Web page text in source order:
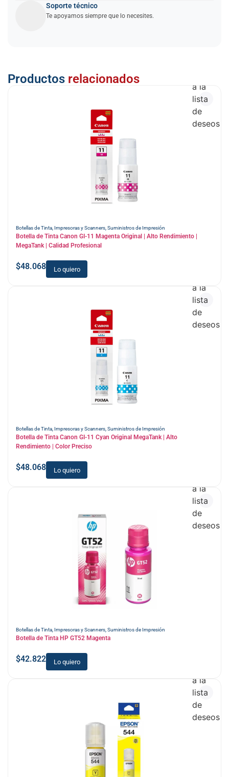
Soporte técnico
Te apoyamos siempre que lo necesites.
Productos relacionados
Botellas de Tinta, Impresoras y Scanners,Suministros de Impresión
Botella de Tinta Canon GI-11 Magenta Original | Alto Rendimiento |
MegaTank | Calidad Profesional
$48.068 Lo quiero
a la
lista
de
deseos
Botellas de Tinta, Impresoras y Scanners,Suministros de Impresión
Botella de Tinta Canon GI-11 Cyan Original MegaTank | Alto
Rendimiento | Color Preciso
$48.068 Lo quiero
a la
lista
de
deseos
Botellas de Tinta, Impresoras y Scanners,Suministros de Impresión
Botella de Tinta HP GT52 Magenta
$42.822 Lo quiero
a la
lista
de
deseos
a la
lista
de
deseos